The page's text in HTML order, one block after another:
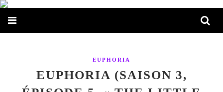
EUPHORIA
EUPHORIA (SAISON 3,